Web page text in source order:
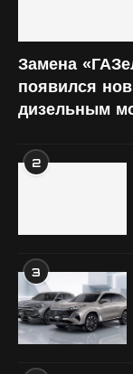
Замена
появился
дизельным
2
3